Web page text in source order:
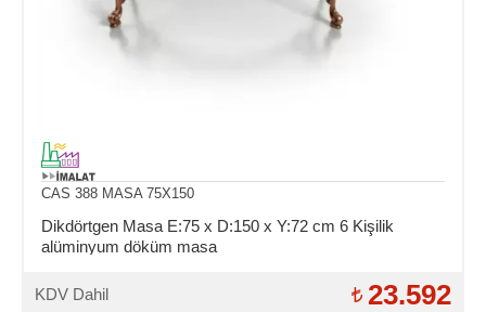
CAS 388 MASA 75X150
Dikdörtgen Masa E:75 x D:150 x Y:72 cm 6 Kişilik
alüminyum döküm masa
KDV Dahil 23.592